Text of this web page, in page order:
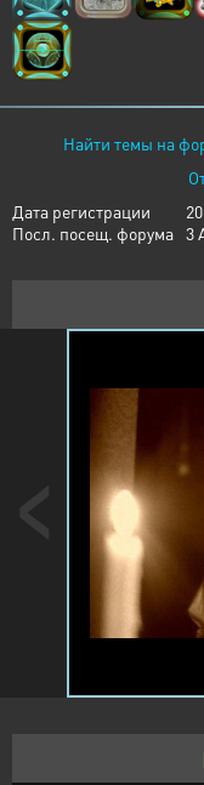
Найти темы на
Дата регистрации
Посл. посещ. форума 3